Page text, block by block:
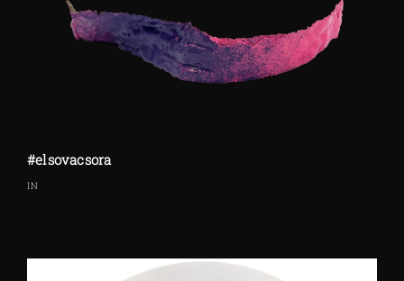
#elsovacsora
IN